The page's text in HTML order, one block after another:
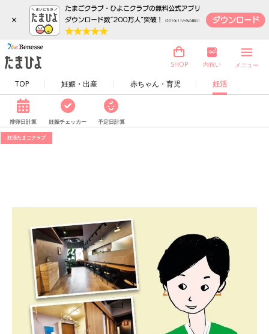
×
TOP 妊娠・出産 赤ちゃん・育児 妊活
SHOP 内祝い メニュー
排卵日計算 妊娠チェッカー 予定日計算
妊活たまごクラブ